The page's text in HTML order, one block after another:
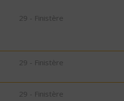
29 - Finistère
29 - Finistère
29 - Finistère